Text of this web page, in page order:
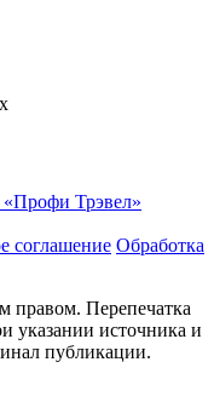
Трэвeл»
соглашение Обработка
правом. Перепечатка
указании источника и
публикации.